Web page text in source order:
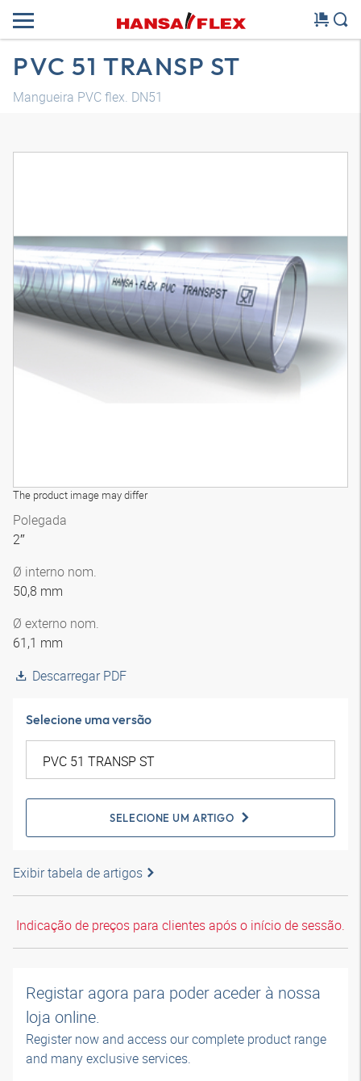
PVC 51 TRANSP ST
Mangueira PVC flex. DN51
The product image may differ
Polegada
2″
Ø interno nom.
50,8 mm
Ø externo nom.
61,1 mm
Descarregar PDF
Selecione uma versão
SELECIONE UM ARTIGO
Exibir tabela de artigos
Indicação de preços para clientes após o início de sessão.
Registar agora para poder aceder à nossa
loja online.
Register now and access our complete product range
and many exclusive services.